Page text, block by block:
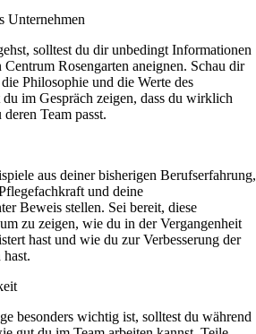
Unternehmen
solltest du dir unbedingt Informationen
Centrum Rosengarten aneignen. Schau dir
Philosophie und die Werte des
im Gespräch zeigen, dass du wirklich
Team passt.
aus deiner bisherigen Berufserfahrung,
und deine
Beweis stellen. Sei bereit, diese
zu zeigen, wie du in der Vergangenheit
hast und wie du zur Verbesserung der
besonders wichtig ist, solltest du während